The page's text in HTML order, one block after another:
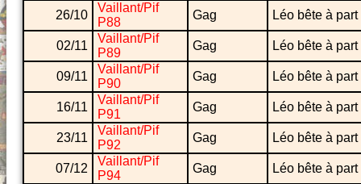
26/10
Vaillant/Pif
P88
Gag Léo bête à part
02/11
Vaillant/Pif
P89
Gag Léo bête à part
09/11
Vaillant/Pif
P90
Gag Léo bête à part
16/11
Vaillant/Pif
P91
Gag Léo bête à part
23/11
Vaillant/Pif
P92
Gag Léo bête à part
07/12
Vaillant/Pif
P94
Gag Léo bête à part